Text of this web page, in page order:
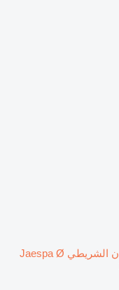
منشار المعادن الشريطي Jaespa Ø